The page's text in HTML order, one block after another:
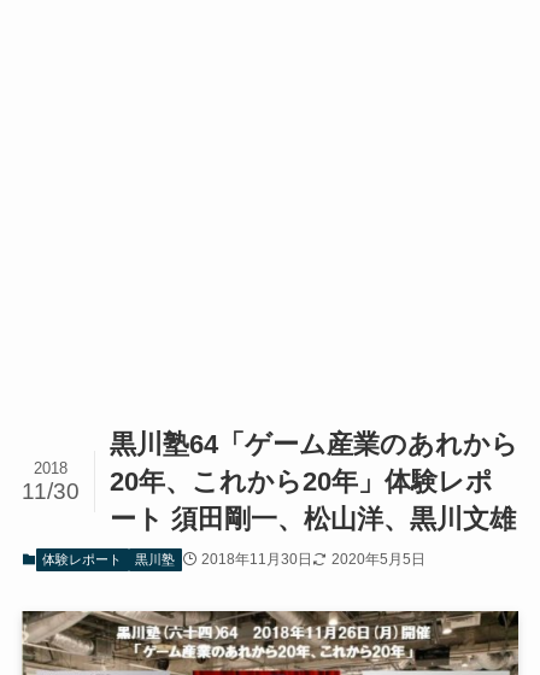
黒川塾64「ゲーム産業のあれから
20年、これから20年」体験レポ
ート 須田剛一、松山洋、黒川文雄
2018
11/30
体験レポート 黒川塾 2018年11月30日 2020年5月5日